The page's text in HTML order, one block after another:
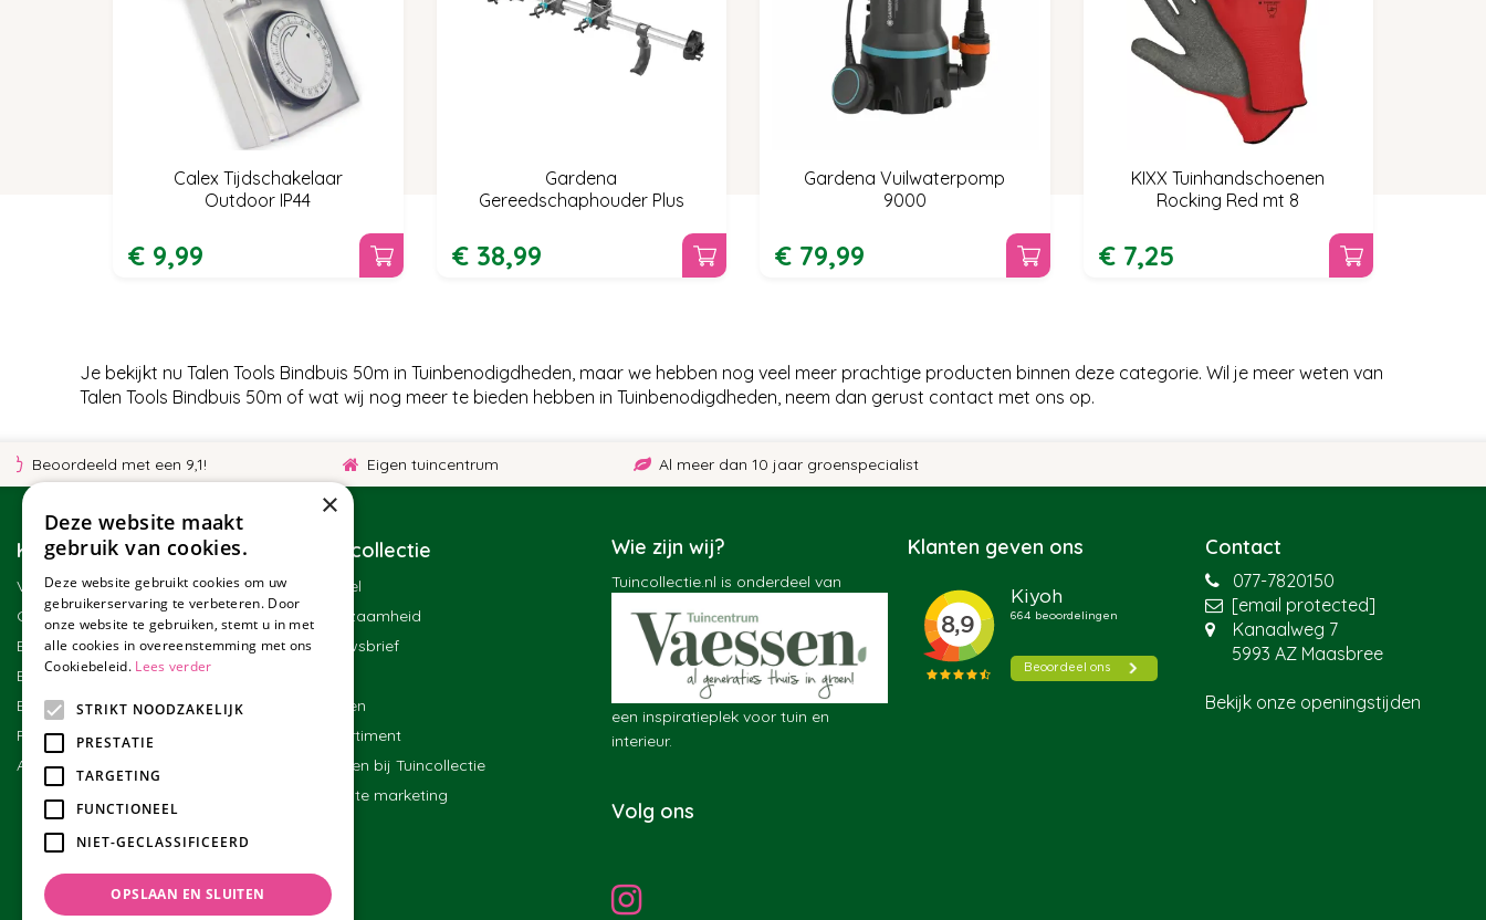
Calex Tijdschakelaar
Outdoor IP44
€ 9,99
Gardena
Gereedschaphouder Plus
€ 38,99
Gardena Vuilwaterpomp
9000
€ 79,99
KIXX Tuinhandschoenen
Rocking Red mt 8
€ 7,25
Je bekijkt nu Talen Tools Bindbuis 50m in Tuinbenodigdheden, maar we hebben nog veel meer prachtige producten binnen deze categorie. Wil je meer weten van
Talen Tools Bindbuis 50m of wat wij nog meer te bieden hebben in Tuinbenodigdheden, neem dan gerust contact met ons op.
Beoordeeld met een 9,1! Eigen tuincentrum Al meer dan 10 jaar groenspecialist
Klantenservice
Veelgestelde vragen
Contact
Bestellen
Bezorgen en afhalen
Betalen
Ruilen en retourneren
Algemene voorwaarden
Tuincollectie
Winkel
Duurzaamheid
Nieuwsbrief
Merken
Assortiment
Werken bij Tuincollectie
Affiliate marketing
Wie zijn wij?
Tuincollectie.nl is onderdeel van
een inspiratieplek voor tuin en
interieur.
Volg ons
Klanten geven ons Contact
077-7820150
[email protected]
Kanaalweg 7
5993 AZ Maasbree
Bekijk onze openingstijden
×
Deze website maakt
gebruik van cookies.
Deze website gebruikt cookies om uw
gebruikerservaring te verbeteren. Door
onze website te gebruiken, stemt u in met
alle cookies in overeenstemming met ons
Cookiebeleid. Lees verder
STRIKT NOODZAKELIJK
PRESTATIE
TARGETING
FUNCTIONEEL
NIET-GECLASSIFICEERD
OPSLAAN EN SLUITEN